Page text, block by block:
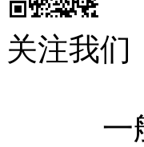
关注我们